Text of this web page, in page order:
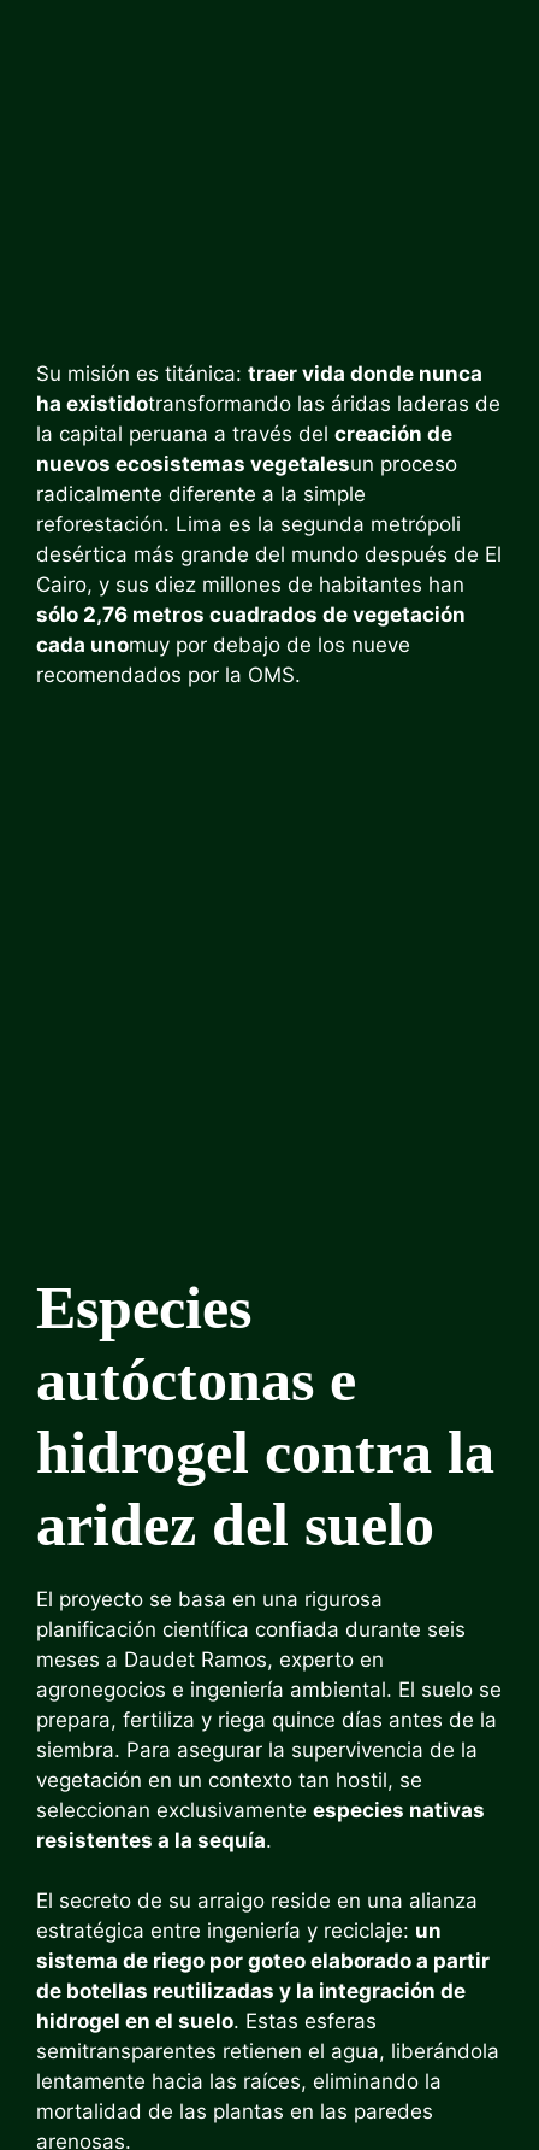
Su misión es titánica: traer vida donde nunca
ha existidotransformando las áridas laderas de
la capital peruana a través del creación de
nuevos ecosistemas vegetalesun proceso
radicalmente diferente a la simple
reforestación. Lima es la segunda metrópoli
desértica más grande del mundo después de El
Cairo, y sus diez millones de habitantes han
sólo 2,76 metros cuadrados de vegetación
cada unomuy por debajo de los nueve
recomendados por la OMS.
Especies
autóctonas e
hidrogel contra la
aridez del suelo
El proyecto se basa en una rigurosa
planificación científica confiada durante seis
meses a Daudet Ramos, experto en
agronegocios e ingeniería ambiental. El suelo se
prepara, fertiliza y riega quince días antes de la
siembra. Para asegurar la supervivencia de la
vegetación en un contexto tan hostil, se
seleccionan exclusivamente especies nativas
resistentes a la sequía.
El secreto de su arraigo reside en una alianza
estratégica entre ingeniería y reciclaje: un
sistema de riego por goteo elaborado a partir
de botellas reutilizadas y la integración de
hidrogel en el suelo. Estas esferas
semitransparentes retienen el agua, liberándola
lentamente hacia las raíces, eliminando la
mortalidad de las plantas en las paredes
arenosas.